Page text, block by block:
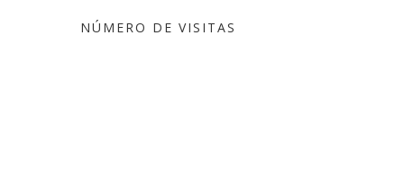
NÚMERO DE VISITAS